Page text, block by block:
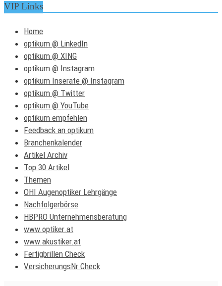
VIP Links
Home
optikum @ LinkedIn
optikum @ XING
optikum @ Instagram
optikum Inserate @ Instagram
optikum @ Twitter
optikum @ YouTube
optikum empfehlen
Feedback an optikum
Branchenkalender
Artikel Archiv
Top 30 Artikel
Themen
OHI Augenoptiker Lehrgänge
Nachfolgerbörse
HBPRO Unternehmensberatung
www.optiker.at
www.akustiker.at
Fertigbrillen Check
VersicherungsNr Check